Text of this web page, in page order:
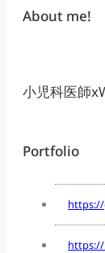
About me!
小児科医師
Portfolio